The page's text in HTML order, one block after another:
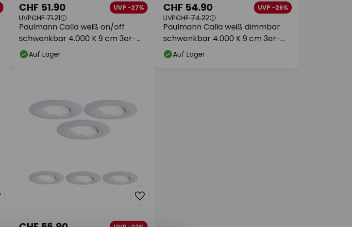
Paulmann Calla weiß on/off
schwenkbar 4.000 K 9 cm 3er-
Set
CHF 51.90 UVP -27%
UVPCHF 71.21
Auf Lager
Paulmann Calla weiß dimmbar
schwenkbar 4.000 K 9 cm 3er-
Set
CHF 54.90 UVP -26%
UVPCHF 74.22
Auf Lager